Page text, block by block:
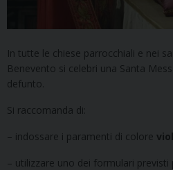
In tutte le chiese parrocchiali e nei
Benevento si celebri una Santa
defunto.
Si raccomanda di:
– indossare i paramenti di colore
– utilizzare uno dei formulari